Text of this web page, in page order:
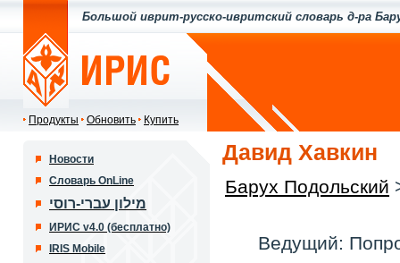
Большой иврит-русско-ивритский словарь д-ра
Продукты Обновить Купить
Новости
Словарь OnLine
מילון עברי-רוסי
ИРИС v4.0 (бесплатно)
IRIS Mobile
Давид Хавкин
Барух Подольский
Ведущий: